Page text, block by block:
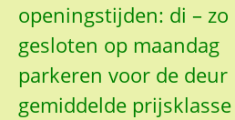
openingstijden: di –
gesloten op maandag
parkeren voor de deur
gemiddelde prijsklasse